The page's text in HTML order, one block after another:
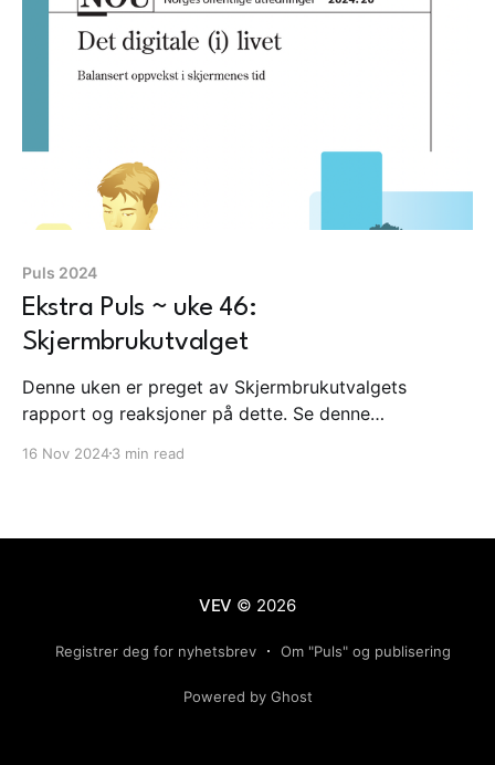
Forbrukerrådet: Forbrukerrådet presenterer en
rykende fersk rapport
Puls 2024
Ekstra Puls ~ uke 46:
Skjermbrukutvalget
Denne uken er preget av Skjermbrukutvalgets
rapport og reaksjoner på dette. Se denne
16 Nov 20243 min read
VEV © 2026
Registrer deg for nyhetsbrev Om "Puls" og publisering
Powered by Ghost